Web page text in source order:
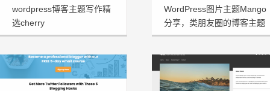
wordpress博客主题写作精
选cherry
WordPress图片主题Mango
分享，类朋友圈的博客主题